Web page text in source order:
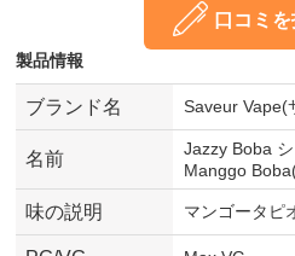
口コミ
製品情報
ブランド名 Saveur Vape(
名前
Jazzy Boba
Manggo
味の説明 マンゴータピ